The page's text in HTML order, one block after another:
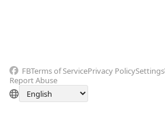
FBTerms of ServicePrivacy PolicySettings
Report Abuse